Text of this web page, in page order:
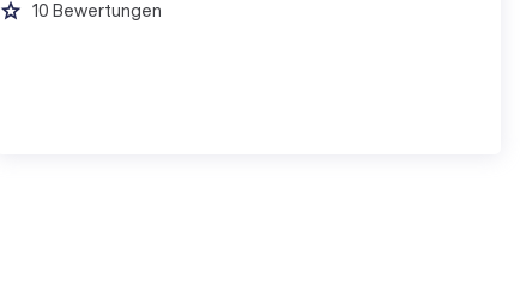
grade 10 Bewertungen